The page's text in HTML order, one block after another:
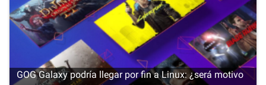
GOG Galaxy podría llegar por fin a Linux: ¿será motivo